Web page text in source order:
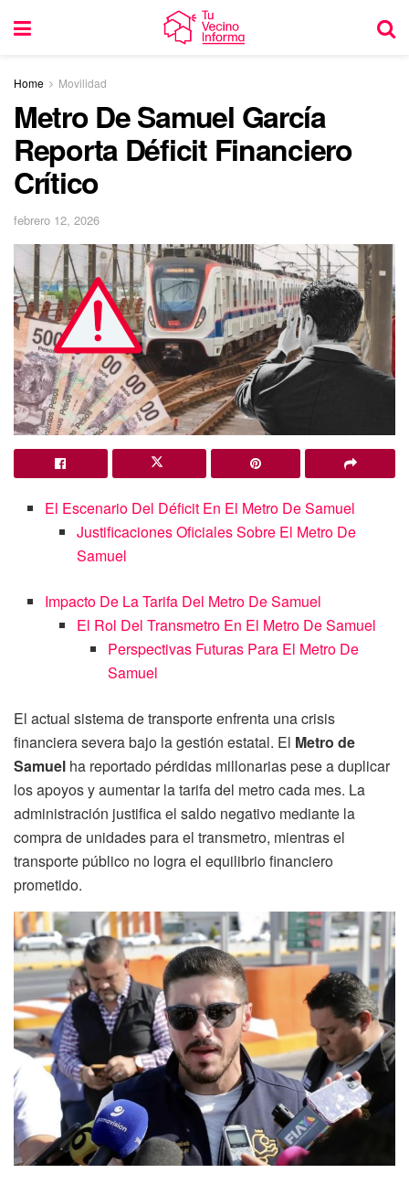
Home Movilidad
Metro De Samuel García
Reporta Déficit Financiero
Crítico
febrero 12, 2026
El Escenario Del Déficit En El Metro De Samuel
Justificaciones Oficiales Sobre El Metro De
Samuel
Impacto De La Tarifa Del Metro De Samuel
El Rol Del Transmetro En El Metro De Samuel
Perspectivas Futuras Para El Metro De
Samuel
El actual sistema de transporte enfrenta una crisis
financiera severa bajo la gestión estatal. El Metro de
Samuel ha reportado pérdidas millonarias pese a duplicar
los apoyos y aumentar la tarifa del metro cada mes. La
administración justifica el saldo negativo mediante la
compra de unidades para el transmetro, mientras el
transporte público no logra el equilibrio financiero
prometido.